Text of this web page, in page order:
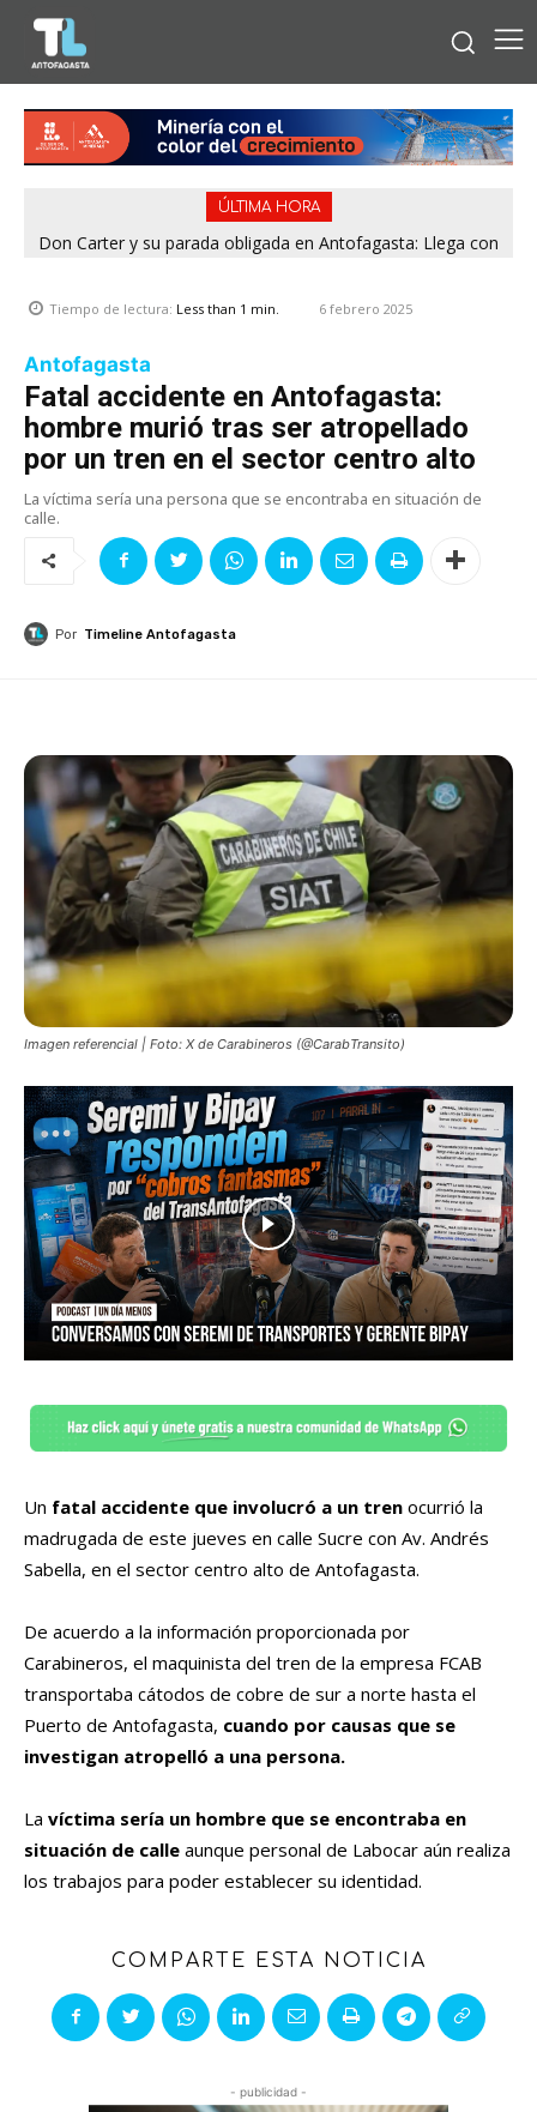
ÚLTIMA HORA
Don Carter y su parada obligada en Antofagasta: Llega con
Tiempo de lectura: Less than 1 min. 6 febrero 2025
Antofagasta
Fatal accidente en Antofagasta:
hombre murió tras ser atropellado
por un tren en el sector centro alto
La víctima sería una persona que se encontraba en situación de
calle.
Por Timeline Antofagasta
Imagen referencial | Foto: X de Carabineros (@CarabTransito)
Un fatal accidente que involucró a un tren ocurrió la
madrugada de este jueves en calle Sucre con Av. Andrés
Sabella, en el sector centro alto de Antofagasta.
De acuerdo a la información proporcionada por
Carabineros, el maquinista del tren de la empresa FCAB
transportaba cátodos de cobre de sur a norte hasta el
Puerto de Antofagasta, cuando por causas que se
investigan atropelló a una persona.
La víctima sería un hombre que se encontraba en
situación de calle aunque personal de Labocar aún realiza
los trabajos para poder establecer su identidad.
COMPARTE ESTA NOTICIA
- publicidad -